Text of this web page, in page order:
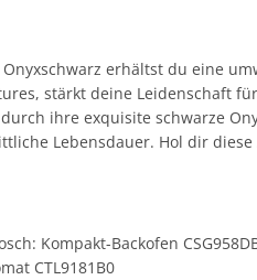
erhältst du eine
stärkt deine Leidenschaft
ihre exquisite schwarze
Lebensdauer. Hol dir
Kompakt-Backofen
CTL9181B0